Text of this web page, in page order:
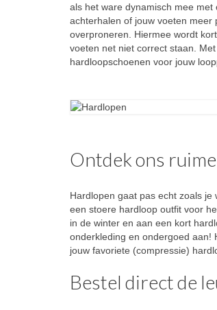
als het ware dynamisch mee
achterhalen of jouw voeten meer
overproneren. Hiermee wordt
voeten net niet correct staan.
hardloopschoenen voor jouw
Ontdek ons
Hardlopen gaat pas echt zoals
een stoere hardloop outfit voor
in de winter en aan een kort
onderkleding en ondergoed aan!
jouw favoriete (compressie)
Bestel direct de